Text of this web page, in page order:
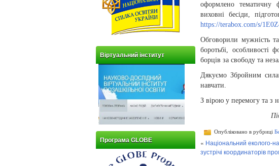
Віртуальний інститут
Програма GLOBE
оформлено тематичну
виховні бесіди,
https://terabox.com/s/
Обговорили мужність та
боротьбі, особливості
борців за свободу та
Дякуємо Збройним
навчати.
З вірою у перемогу та з
Опубліковано в рубриці
« Національний еколого-
зустрічі координаторів